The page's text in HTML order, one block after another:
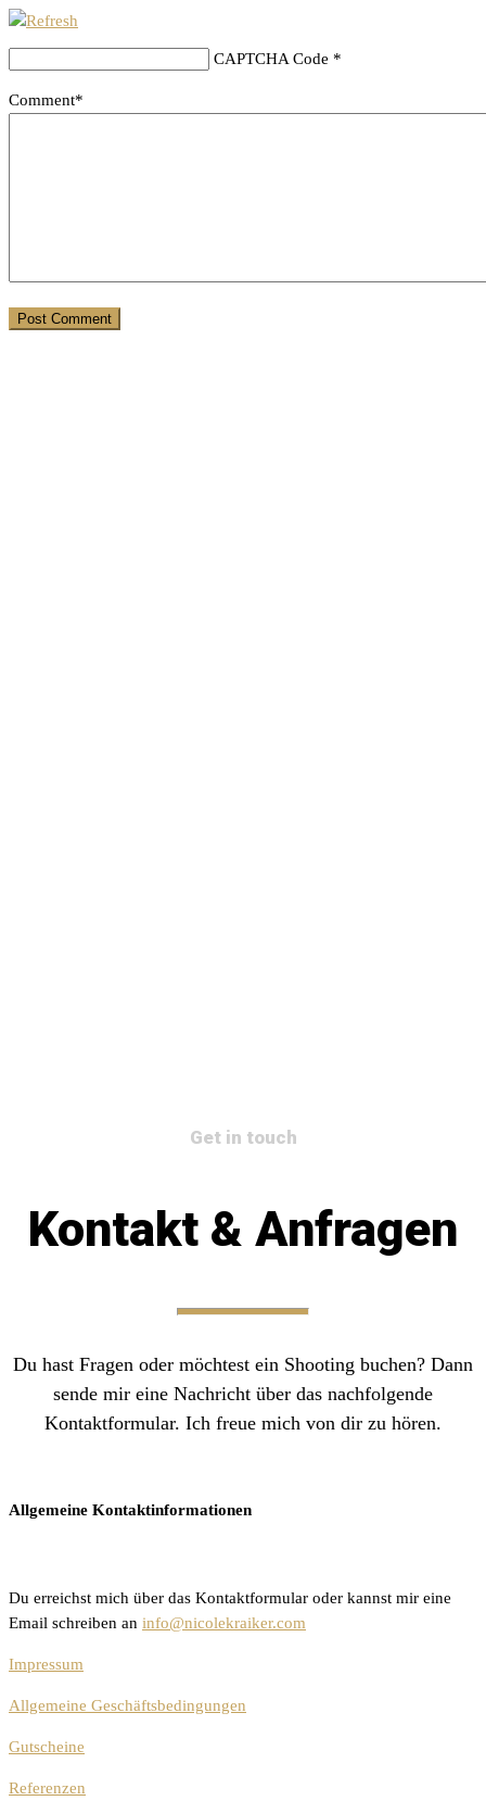
CAPTCHA Code *
Comment*
Get in touch
Kontakt & Anfragen
Du hast Fragen oder möchtest ein Shooting buchen? Dann
sende mir eine Nachricht über das nachfolgende
Kontaktformular. Ich freue mich von dir zu hören.
Allgemeine Kontaktinformationen
Du erreichst mich über das Kontaktformular oder kannst mir eine
Email schreiben an info@nicolekraiker.com
Impressum
Allgemeine Geschäftsbedingungen
Gutscheine
Referenzen